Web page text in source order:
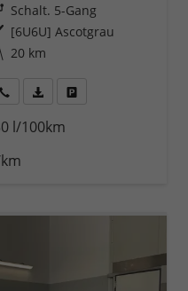
Schalt. 5-Gang
[6U6U] Ascotgrau
20 km
anfordern
Datei,
l/100km